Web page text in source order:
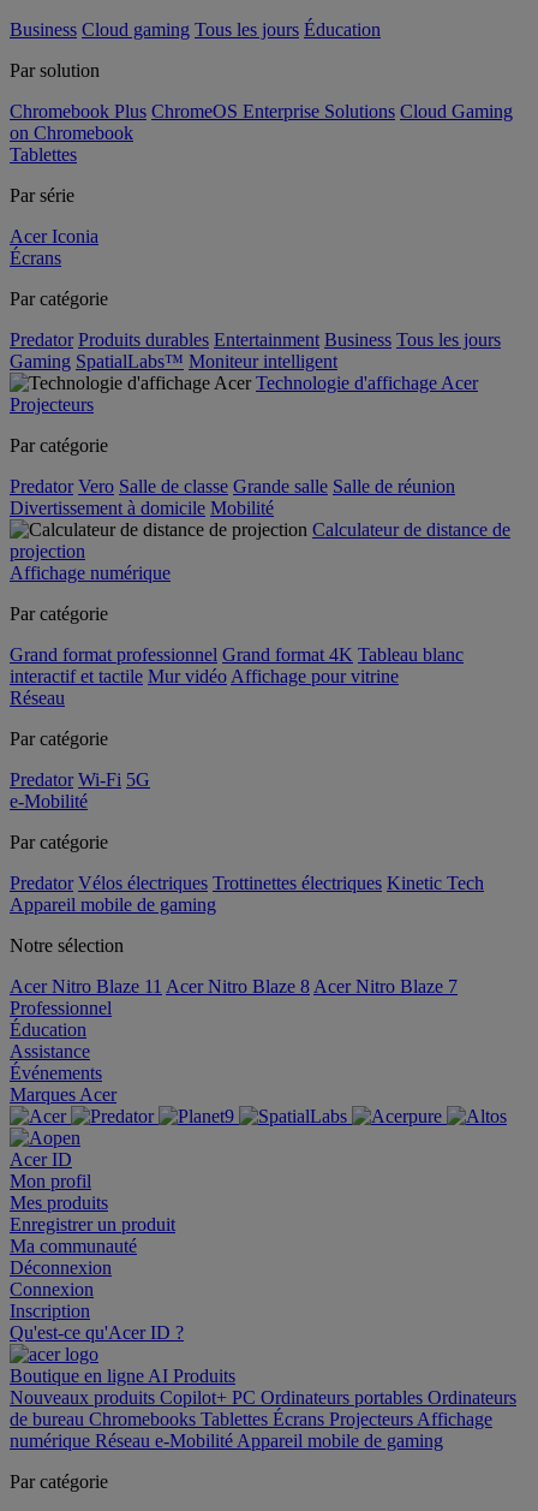
Business Cloud gaming Tous les jours Éducation
Par solution
Chromebook Plus ChromeOS Enterprise Solutions Cloud Gaming
on Chromebook
Tablettes
Par série
Acer Iconia
Écrans
Par catégorie
Predator Produits durables Entertainment Business Tous les jours
Gaming SpatialLabs™ Moniteur intelligent
Technologie d'affichage Acer
Projecteurs
Par catégorie
Predator Vero Salle de classe Grande salle Salle de réunion
Divertissement à domicile Mobilité
Calculateur de distance de
projection
Affichage numérique
Par catégorie
Grand format professionnel Grand format 4K Tableau blanc
interactif et tactile Mur vidéo Affichage pour vitrine
Réseau
Par catégorie
Predator Wi-Fi 5G
e-Mobilité
Par catégorie
Predator Vélos électriques Trottinettes électriques Kinetic Tech
Appareil mobile de gaming
Notre sélection
Acer Nitro Blaze 11 Acer Nitro Blaze 8 Acer Nitro Blaze 7
Professionnel
Éducation
Assistance
Événements
Marques Acer
Acer ID
Mon profil
Mes produits
Enregistrer un produit
Ma communauté
Déconnexion
Connexion
Inscription
Qu'est-ce qu'Acer ID ?
Boutique en ligne AI Produits
Nouveaux produits Copilot+ PC Ordinateurs portables Ordinateurs
de bureau Chromebooks Tablettes Écrans Projecteurs Affichage
numérique Réseau e-Mobilité Appareil mobile de gaming
Par catégorie